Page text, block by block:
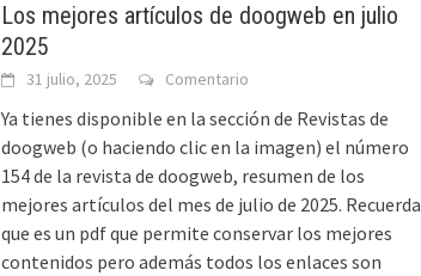
Los mejores artículos de doogweb en julio
2025
31 julio, 2025 Comentario
Ya tienes disponible en la sección de Revistas de
doogweb (o haciendo clic en la imagen) el número
154 de la revista de doogweb, resumen de los
mejores artículos del mes de julio de 2025. Recuerda
que es un pdf que permite conservar los mejores
contenidos pero además todos los enlaces son